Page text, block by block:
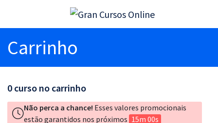
Carrinho
0 curso no carrinho
Não perca a chance! Esses valores promocionais
estão garantidos nos próximos 15m 00s